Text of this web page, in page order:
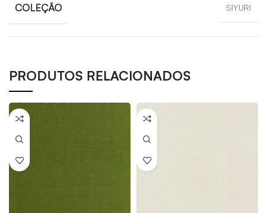
COLEÇÃO SIYURI
PRODUTOS RELACIONADOS